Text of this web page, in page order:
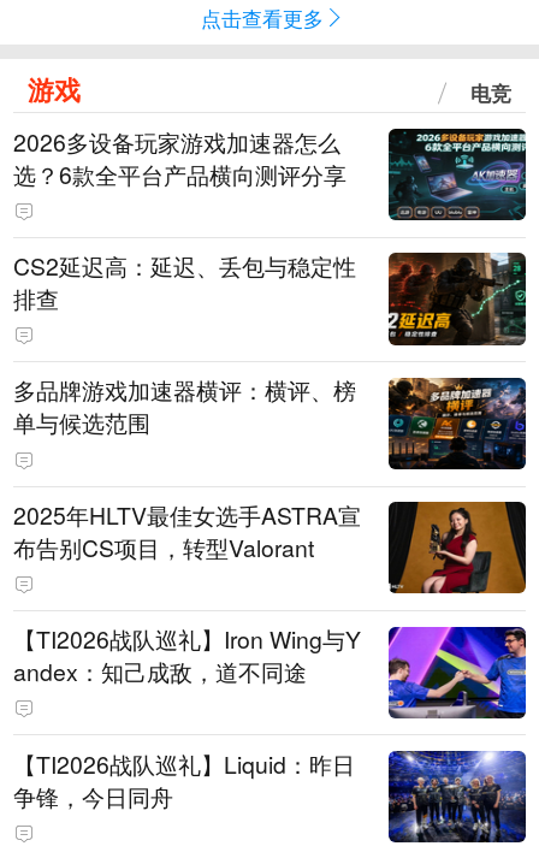
点击查看更多
游戏 电竞
2026多设备玩家游戏加速器怎么
选？6款全平台产品横向测评分享
CS2延迟高：延迟、丢包与稳定性
排查
多品牌游戏加速器横评：横评、榜
单与候选范围
2025年HLTV最佳女选手ASTRA宣
布告别CS项目，转型Valorant
【TI2026战队巡礼】Iron Wing与Y
andex：知己成敌，道不同途
【TI2026战队巡礼】Liquid：昨日
争锋，今日同舟